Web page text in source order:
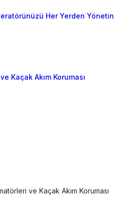
Her Yerden Yönetin
Kaçak Akım Koruması
ve Kaçak Akım Koruması